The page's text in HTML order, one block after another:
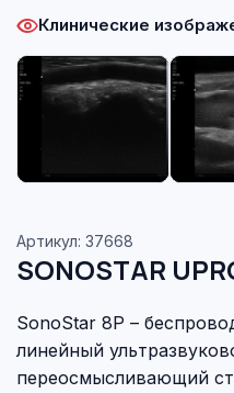
Клинические
Артикул: 37668
SONOSTAR
SonoStar 8P –
линейный
переосмысливающий